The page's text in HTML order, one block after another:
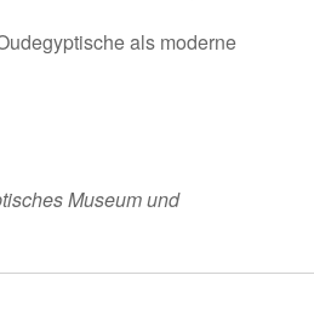
als moderne
Museum und